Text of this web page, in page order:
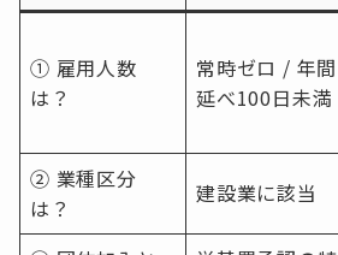
① 雇用人数
は？
常時ゼロ / 年間
延べ100日未満
② 業種区分
は？
建設業に該当